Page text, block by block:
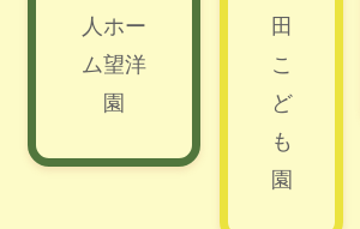
人ホー
ム望洋
園
田
こ
ど
も
園